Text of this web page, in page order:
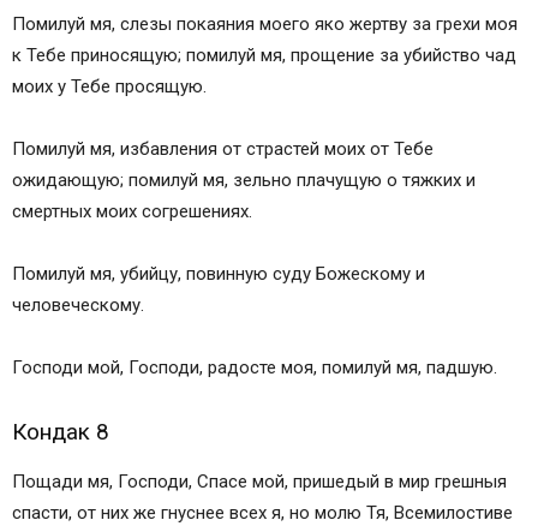
Помилуй мя, слезы покаяния моего яко жертву за грехи моя
к Тебе приносящую; помилуй мя, прощение за убийство чад
моих у Тебе просящую.
Помилуй мя, избавления от страстей моих от Тебе
ожидающую; помилуй мя, зельно плачущую о тяжких и
смертных моих согрешениях.
Помилуй мя, убийцу, повинную суду Божескому и
человеческому.
Господи мой, Господи, радосте моя, помилуй мя, падшую.
Кондак 8
Пощади мя, Господи, Спасе мой, пришедый в мир грешныя
спасти, от них же гнуснее всех я, но молю Тя, Всемилостиве